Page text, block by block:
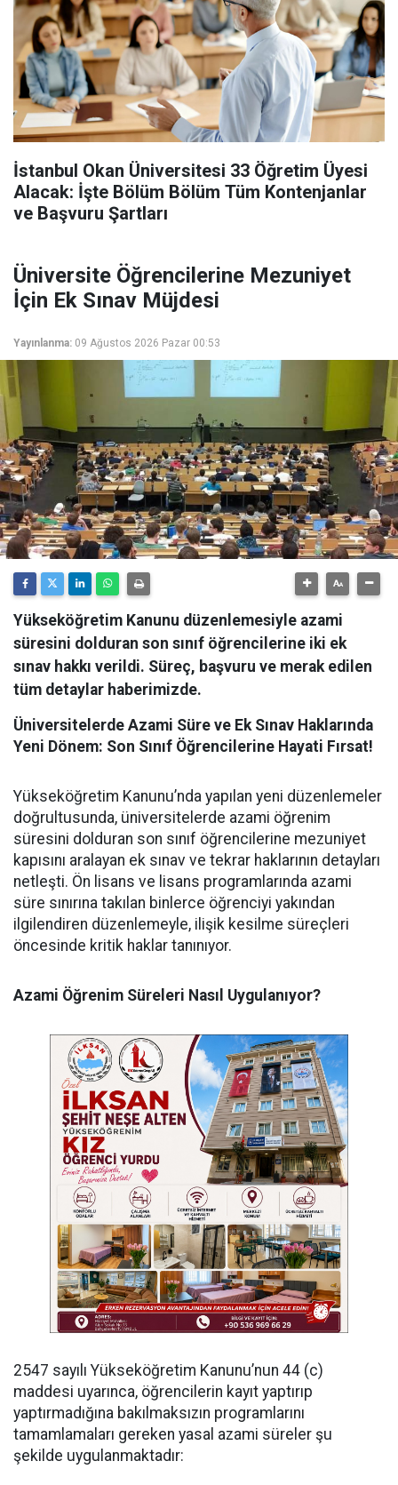
İstanbul Okan Üniversitesi 33 Öğretim Üyesi
Alacak: İşte Bölüm Bölüm Tüm Kontenjanlar
ve Başvuru Şartları
Üniversite Öğrencilerine Mezuniyet
İçin Ek Sınav Müjdesi
Yayınlanma: 09 Ağustos 2026 Pazar 00:53
Yükseköğretim Kanunu düzenlemesiyle azami
süresini dolduran son sınıf öğrencilerine iki ek
sınav hakkı verildi. Süreç, başvuru ve merak edilen
tüm detaylar haberimizde.
Üniversitelerde Azami Süre ve Ek Sınav Haklarında
Yeni Dönem: Son Sınıf Öğrencilerine Hayati Fırsat!
​Yükseköğretim Kanunu’nda yapılan yeni düzenlemeler
doğrultusunda, üniversitelerde azami öğrenim
süresini dolduran son sınıf öğrencilerine mezuniyet
kapısını aralayan ek sınav ve tekrar haklarının detayları
netleşti. Ön lisans ve lisans programlarında azami
süre sınırına takılan binlerce öğrenciyi yakından
ilgilendiren düzenlemeyle, ilişik kesilme süreçleri
öncesinde kritik haklar tanınıyor.
Azami Öğrenim Süreleri Nasıl Uygulanıyor?
​2547 sayılı Yükseköğretim Kanunu’nun 44 (c)
maddesi uyarınca, öğrencilerin kayıt yaptırıp
yaptırmadığına bakılmaksızın programlarını
tamamlamaları gereken yasal azami süreler şu
şekilde uygulanmaktadır: